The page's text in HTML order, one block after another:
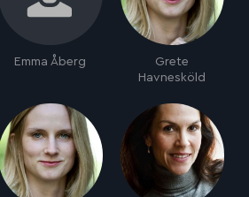
Emma Åberg
Grete
Havnesköld